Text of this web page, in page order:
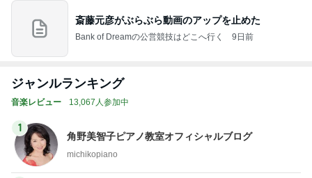
斎藤元彦がぶらぶら動画のアップを止めた
Bank of Dreamの公営競技はどこへ行く 9日前
ジャンルランキング
音楽レビュー 13,067人参加中
1
角野美智子ピアノ教室オフィシャルブログ
michikopiano